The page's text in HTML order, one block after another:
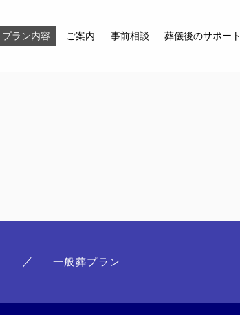
プラン内容 ご案内 事前相談 葬儀後のサポート
葬儀後のサポート
お問い合わせ
一般葬プラン